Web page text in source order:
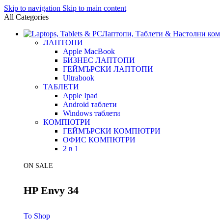
Skip to navigation Skip to main content
All Categories
Лаптопи, Таблети & Настолни
ЛАПТОПИ
Apple MacBook
БИЗНЕС ЛАПТОПИ
ГЕЙМЪРСКИ ЛАПТОПИ
Ultrabook
ТАБЛЕТИ
Apple Ipad
Android таблети
Windows таблети
КОМПЮТРИ
ГЕЙМЪРСКИ КОМПЮТРИ
ОФИС КОМПЮТРИ
2 в 1
ON SALE
HP Envy 34
To Shop